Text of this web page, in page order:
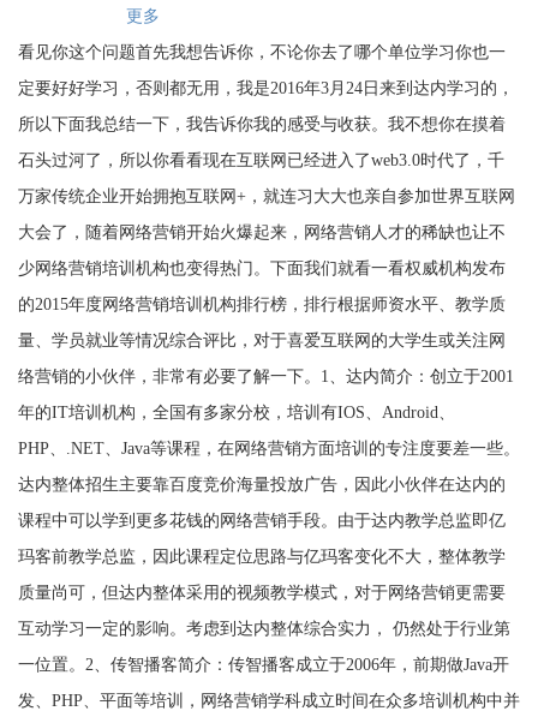
更多
看见你这个问题首先我想告诉你，不论你去了哪个单位学习你也一
定要好好学习，否则都无用，我是2016年3月24日来到达内学习的，
所以下面我总结一下，我告诉你我的感受与收获。我不想你在摸着
石头过河了，所以你看看现在互联网已经进入了web3.0时代了，千
万家传统企业开始拥抱互联网+，就连习大大也亲自参加世界互联网
大会了，随着网络营销开始火爆起来，网络营销人才的稀缺也让不
少网络营销培训机构也变得热门。下面我们就看一看权威机构发布
的2015年度网络营销培训机构排行榜，排行根据师资水平、教学质
量、学员就业等情况综合评比，对于喜爱互联网的大学生或关注网
络营销的小伙伴，非常有必要了解一下。1、达内简介：创立于2001
年的IT培训机构，全国有多家分校，培训有IOS、Android、
PHP、.NET、Java等课程，在网络营销方面培训的专注度要差一些。
达内整体招生主要靠百度竞价海量投放广告，因此小伙伴在达内的
课程中可以学到更多花钱的网络营销手段。由于达内教学总监即亿
玛客前教学总监，因此课程定位思路与亿玛客变化不大，整体教学
质量尚可，但达内整体采用的视频教学模式，对于网络营销更需要
互动学习一定的影响。考虑到达内整体综合实力， 仍然处于行业第
一位置。2、传智播客简介：传智播客成立于2006年，前期做Java开
发、PHP、平面等培训，网络营销学科成立时间在众多培训机构中并